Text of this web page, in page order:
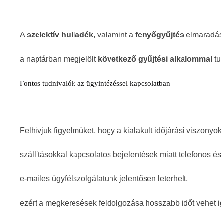
A szelektív hulladék, valamint a fenyőgyűjtés
a naptárban megjelölt következő gyűjtési alkalommal
Fontos tudnivalók az ügyintézéssel kapcsolatban
Felhívjuk figyelmüket, hogy a kialakult időjárási
szállításokkal kapcsolatos bejelentések miatt telefonos és
e-mailes ügyfélszolgálatunk jelentősen leterhelt,
ezért a megkeresések feldolgozása hosszabb időt vehet